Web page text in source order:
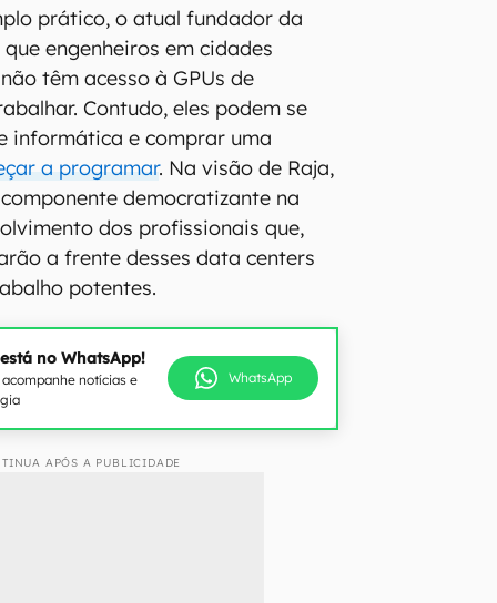
prático, o atual fundador da
engenheiros em cidades
têm acesso à GPUs de
Contudo, eles podem se
informática e comprar uma
a programar. Na visão de Raja,
democratizante na
dos profissionais que,
a frente desses data centers
potentes.
no WhatsApp!
notícias e
WhatsApp
APÓS A PUBLICIDADE